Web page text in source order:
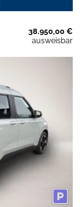
38.950,00 €
ausweisbar